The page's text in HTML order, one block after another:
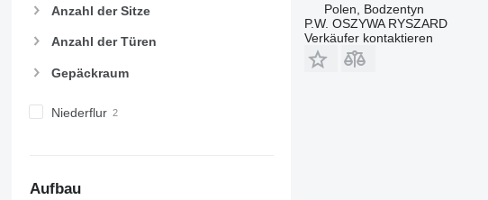
Anzahl der Sitze
Anzahl der Türen
Gepäckraum
Niederflur
Aufbau
Polen, Bodzentyn
P.W. OSZYWA RYSZARD
Verkäufer kontaktieren